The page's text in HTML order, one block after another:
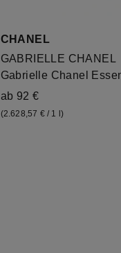
CHANEL
GABRIELLE CHANEL
Gabrielle Chanel
ab 92 €
(2.628,57 € / 1 l)